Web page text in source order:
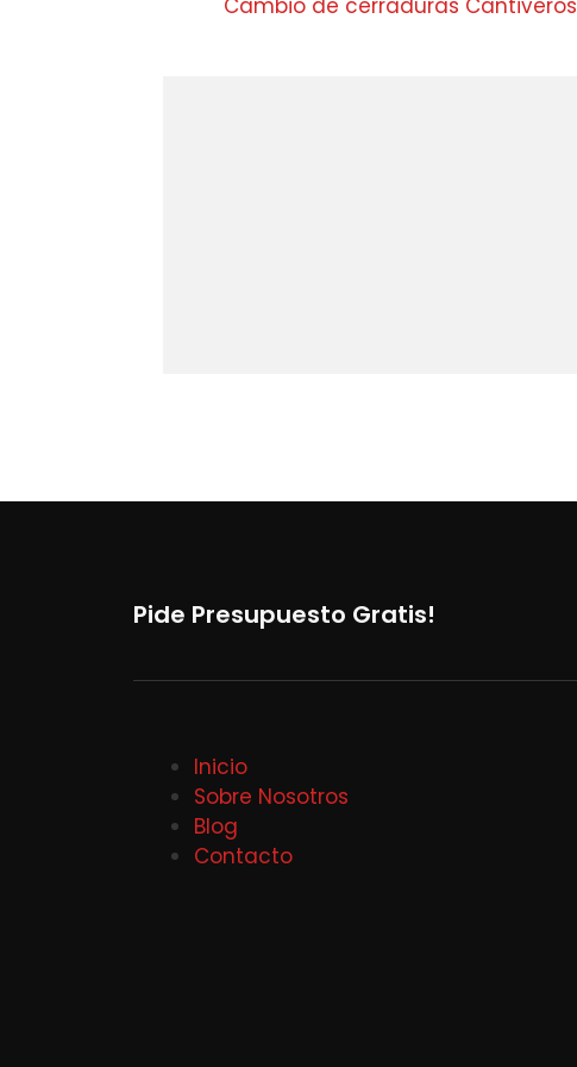
Cambio de cerraduras Cantiveros
Pide Presupuesto Gratis!
Inicio
Sobre Nosotros
Blog
Contacto